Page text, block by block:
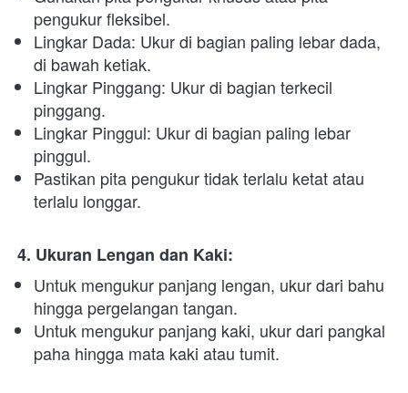
pengukur fleksibel.
Lingkar Dada: Ukur di bagian paling lebar dada,
di bawah ketiak.
Lingkar Pinggang: Ukur di bagian terkecil
pinggang.
Lingkar Pinggul: Ukur di bagian paling lebar
pinggul.
Pastikan pita pengukur tidak terlalu ketat atau
terlalu longgar.
4. Ukuran Lengan dan Kaki:
Untuk mengukur panjang lengan, ukur dari bahu
hingga pergelangan tangan.
Untuk mengukur panjang kaki, ukur dari pangkal
paha hingga mata kaki atau tumit.